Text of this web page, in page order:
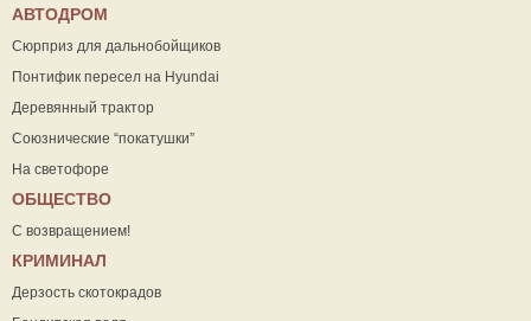
АВТОДРОМ
Сюрприз для дальнобойщиков
Понтифик пересел на Hyundai
Деревянный трактор
Союзнические “покатушки”
На светофоре
ОБЩЕСТВО
С возвращением!
КРИМИНАЛ
Дерзость скотокрадов